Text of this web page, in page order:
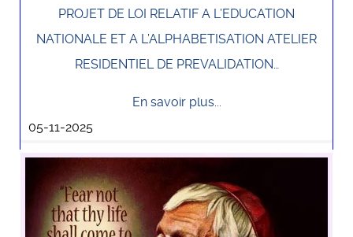
PROJET DE LOI RELATIF A L’EDUCATION
NATIONALE ET A L’ALPHABETISATION ATELIER
RESIDENTIEL DE PREVALIDATION…
En savoir plus...
05-11-2025